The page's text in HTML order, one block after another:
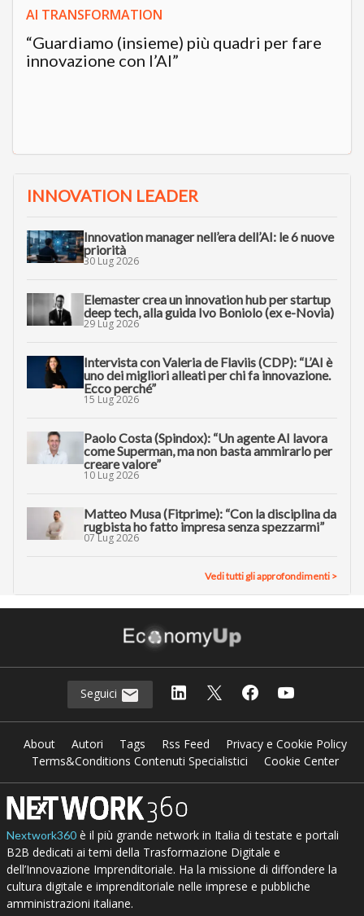
AI TRANSFORMATION
“Guardiamo (insieme) più quadri per fare
innovazione con l’AI”
INNOVATION LEADER
Innovation manager nell’era dell’AI: le 6 nuove
priorità
30 Lug 2026
Elemaster crea un innovation hub per startup
deep tech, alla guida Ivo Boniolo (ex e-Novia)
29 Lug 2026
Intervista con Valeria de Flaviis (CDP): “L’AI è
uno dei migliori alleati per chi fa innovazione.
Ecco perché”
15 Lug 2026
Paolo Costa (Spindox): “Un agente AI lavora
come Superman, ma non basta ammirarlo per
creare valore”
10 Lug 2026
Matteo Musa (Fitprime): “Con la disciplina da
rugbista ho fatto impresa senza spezzarmi”
07 Lug 2026
Vedi tutti gli approfondimenti >
Seguici
About Autori Tags Rss Feed
Privacy e Cookie Policy
Terms&Conditions Contenuti Specialistici
Cookie Center
Nextwork360è il più grande network in Italia di testate e portali
B2B dedicati ai temi della Trasformazione Digitale e
dell’Innovazione Imprenditoriale. Ha la missione di diffondere la
cultura digitale e imprenditoriale nelle imprese e pubbliche
amministrazioni italiane.